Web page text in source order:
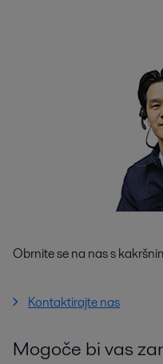
Obrnite se na nas s
Kontaktirajte nas
Mogoče bi vas